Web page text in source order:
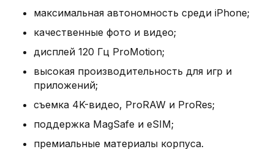
повышенной прочности.
OLED-экран с разрешением 2778×1284 пикселей
поддерживает адаптивную частоту 10–120 Гц
благодаря технологии ProMotion. LTPO-матрица
максимальная автономность среди iPhone;
качественные фото и видео;
дисплей 120 Гц ProMotion;
высокая производительность для игр и
приложений;
съемка 4K-видео, ProRAW и ProRes;
поддержка MagSafe и eSIM;
премиальные материалы корпуса.